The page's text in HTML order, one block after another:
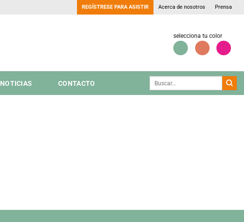
REGÍSTRESE PARA ASISTIR Acerca de nosotros Prensa
selecciona tu color
NOTICIAS CONTACTO